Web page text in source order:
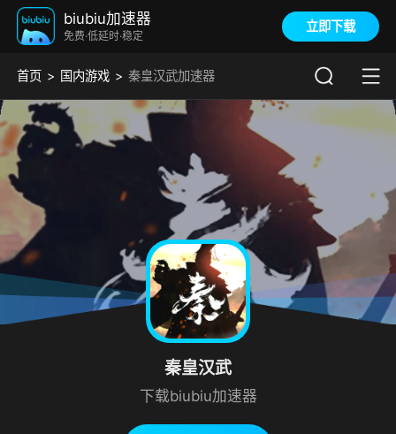
biubiu加速器
免费·低延时·稳定
立即下载
首页 国内游戏 秦皇汉武加速器
秦皇汉武
下载biubiu加速器